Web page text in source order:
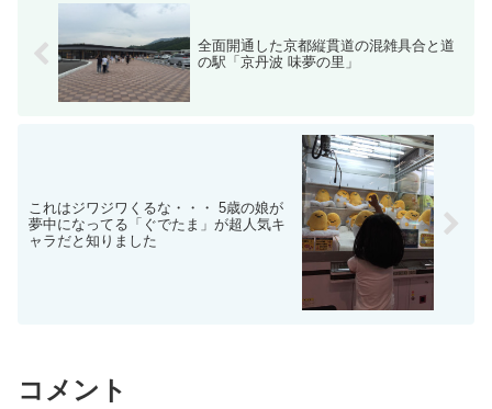
全面開通した京都縦貫道の混雑具合と道
の駅「京丹波 味夢の里」
これはジワジワくるな・・・ 5歳の娘が
夢中になってる「ぐでたま」が超人気キ
ャラだと知りました
コメント